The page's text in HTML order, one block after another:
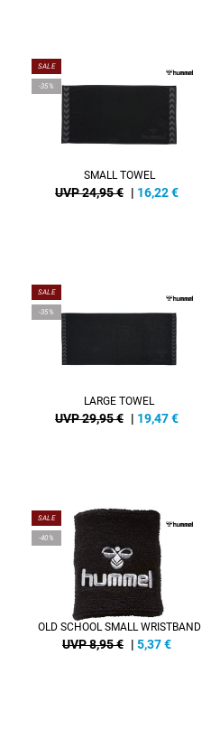
SALE
-35%
SMALL TOWEL
UVP 24,95 € | 16,22€
SALE
-35%
LARGE TOWEL
UVP 29,95 € | 19,47€
SALE
-40%
OLD SCHOOL SMALL WRISTBAND
UVP 8,95 € | 5,37€